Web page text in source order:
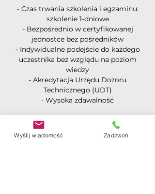
- Czas trwania szkolenia i egzaminu:
szkolenie 1-dniowe
- Bezpośrednio w certyfikowanej
jednostce bez pośredników
- Indywidualne podejście do każdego
uczestnika bez względu na poziom
wiedzy
- Akredytacja Urzędu Dozoru
Technicznego (UDT)
- Wysoka zdawalność
Rejestracja jest zamknięta
Wyślij wiadomość Zadzwoń